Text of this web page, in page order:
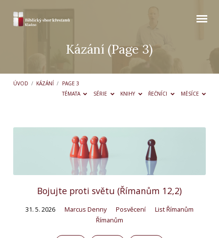
Kázání (Page 3)
ÚVOD / KÁZÁNÍ / PAGE 3
TÉMATA
SÉRIE KNIHY ŘEČNÍCI MĚSÍCE
3)
Bojujte proti světu (Římanům 12,2)
31. 5. 2026 Marcus Denny Posvěcení
List Římanům
Římanům